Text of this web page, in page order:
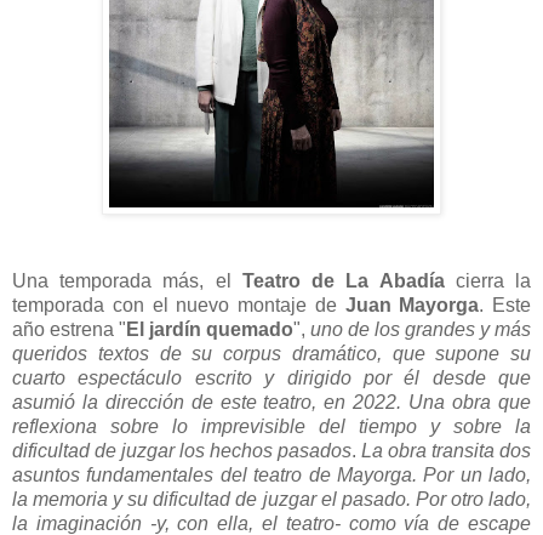
Una temporada más, el Teatro de La Abadíacierra la
temporada con el nuevo montaje de Juan Mayorga. Este
año estrena " El jardín quemado", uno de los grandes y más
queridos textos de su corpus dramático, que supone su
cuarto espectáculo escrito y dirigido por él desde que
asumió la dirección de este teatro, en 2022. Una obra que
reflexiona sobre lo imprevisible del tiempo y sobre la
dificultad de juzgar los hechos pasados. La obra transita dos
asuntos fundamentales del teatro de Mayorga. Por un lado,
la memoria y su dificultad de juzgar el pasado. Por otro lado,
la imaginación -y, con ella, el teatro- como vía de escape